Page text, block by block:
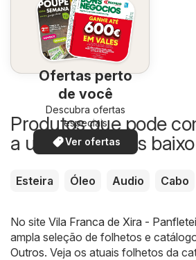
Ofertas perto
de você
Descubra ofertas
especiais
Ver ofertas
Produtos que pode
a um preço mais baixo
Esteira Óleo Audio Cabo
No site Vila Franca de Xira -
ampla seleção de folhetos e
Outros. Veja os atuais folhetos da